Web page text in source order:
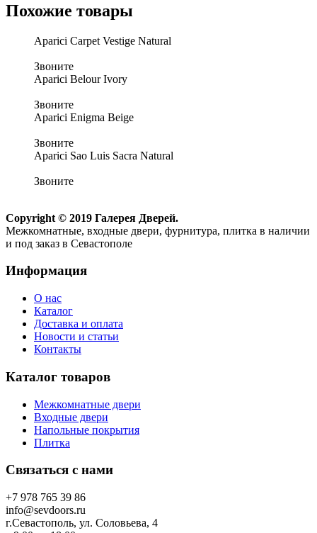
Похожие товары
Aparici Carpet Vestige Natural
Звоните
Aparici Belour Ivory
Звоните
Aparici Enigma Beige
Звоните
Aparici Sao Luis Sacra Natural
Звоните
Copyright © 2019 Галерея Дверей.
Межкомнатные, входные двери, фурнитура, плитка в наличии
и под заказ в Севастополе
Информация
О нас
Каталог
Доставка и оплата
Новости и статьи
Контакты
Каталог товаров
Межкомнатные двери
Входные двери
Напольные покрытия
Плитка
Связаться с нами
+7 978 765 39 86
info@sevdoors.ru
г.Севастополь, ул. Соловьева, 4